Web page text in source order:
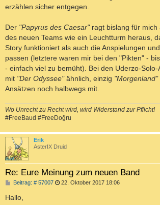
erzählen sicher entgegen.
Der "Papyrus des Caesar"ragt bislang für mich
des neuen Teams wie ein Leuchtturm heraus,
Story funktioniert als auch die Anspielungen
passen (letztere waren mir bei den "Pikten" -
- einfach viel zu bemüht). Bei den Uderzo-
mit "Der Odyssee"ähnlich, einzig "Morgenland"
Ansätzen noch halbwegs mit.
Wo Unrecht zu Recht wird, wird Widerstand zur Pflicht!
#FreeBaud #FreeDoğru
Erik
AsterIX Druid
Re: Eure Meinung zum neuen Band
Beitrag: # 57007B 22. Oktober 2017 18:06
Hallo,